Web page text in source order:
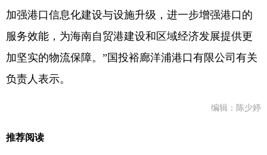
加强港口信息化建设与设施升级，进一步增强港口的
服务效能，为海南自贸港建设和区域经济发展提供更
加坚实的物流保障。”国投裕廊洋浦港口有限公司有关
负责人表示。
编辑：陈少婷
推荐阅读